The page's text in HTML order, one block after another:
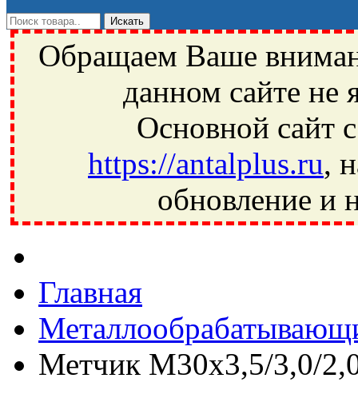
Обращаем Ваше
данном сайте не
Основной сайт
https://antalplus.ru,
обновление и
Ивантеевка, подшипники, пневматика, метизы, техника,
Главная
Метчик М30х3,5/3,0/